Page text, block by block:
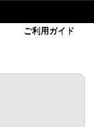
ご利用ガイド